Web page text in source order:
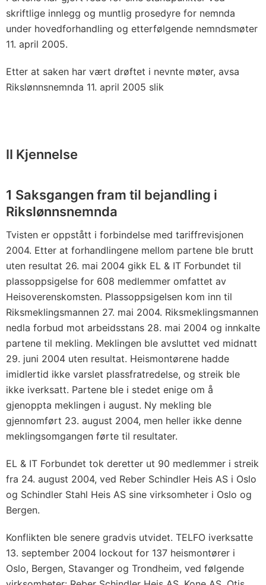
skriftlige innlegg og muntlig prosedyre for nemnda
under hovedforhandling og etterfølgende nemndsmøter
11. april 2005.
Etter at saken har vært drøftet i nevnte møter, avsa
Rikslønnsnemnda 11. april 2005 slik
II Kjennelse
1 Saksgangen fram til bejandling i
Rikslønnsnemnda
Tvisten er oppstått i forbindelse med tariffrevisjonen
2004. Etter at forhandlingene mellom partene ble brutt
uten resultat 26. mai 2004 gikk EL & IT Forbundet til
plassoppsigelse for 608 medlemmer omfattet av
Heisoverenskomsten. Plassoppsigelsen kom inn til
Riksmeklingsmannen 27. mai 2004. Riksmeklingsmannen
nedla forbud mot arbeidsstans 28. mai 2004 og innkalte
partene til mekling. Meklingen ble avsluttet ved midnatt
29. juni 2004 uten resultat. Heismontørene hadde
imidlertid ikke varslet plassfratredelse, og streik ble
ikke iverksatt. Partene ble i stedet enige om å
gjenoppta meklingen i august. Ny mekling ble
gjennomført 23. august 2004, men heller ikke denne
meklingsomgangen førte til resultater.
EL & IT Forbundet tok deretter ut 90 medlemmer i streik
fra 24. august 2004, ved Reber Schindler Heis AS i Oslo
og Schindler Stahl Heis AS sine virksomheter i Oslo og
Bergen.
Konflikten ble senere gradvis utvidet. TELFO iverksatte
13. september 2004 lockout for 137 heismontører i
Oslo, Bergen, Stavanger og Trondheim, ved følgende